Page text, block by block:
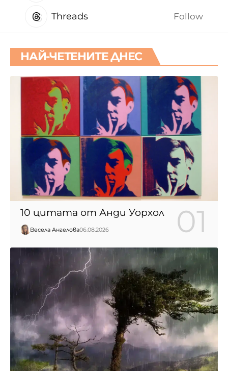
Threads Follow
НАЙ-ЧЕТЕНИТЕ ДНЕС
10 цитата от Анди Уорхол
Весела Ангелова06.08.2026